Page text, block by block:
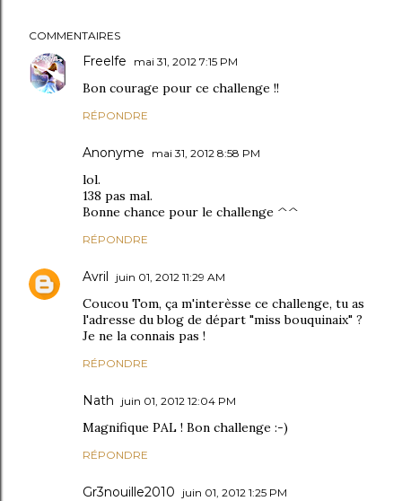
COMMENTAIRES
Freelfe mai 31, 2012 7:15 PM
Bon courage pour ce challenge !!
RÉPONDRE
Anonyme mai 31, 2012 8:58 PM
lol.
138 pas mal.
Bonne chance pour le challenge ^^
RÉPONDRE
Avril juin 01, 2012 11:29 AM
Coucou Tom, ça m'interèsse ce challenge, tu as
l'adresse du blog de départ "miss bouquinaix" ?
Je ne la connais pas !
RÉPONDRE
Nath juin 01, 2012 12:04 PM
Magnifique PAL ! Bon challenge :-)
RÉPONDRE
Gr3nouille2010 juin 01, 2012 1:25 PM